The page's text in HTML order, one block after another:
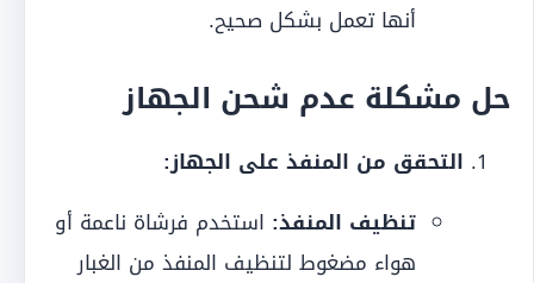
أنها تعمل بشكل صحيح.
حل مشكلة عدم شحن الجهاز
التحقق من المنفذ على الجهاز:
تنظيف المنفذ: استخدم فرشاة ناعمة أو
هواء مضغوط لتنظيف المنفذ من الغبار